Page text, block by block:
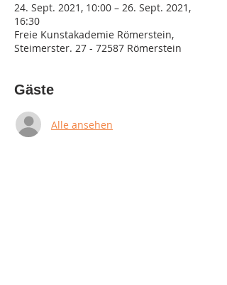
24. Sept. 2021, 10:00 – 26. Sept. 2021,
16:30
Freie Kunstakademie Römerstein,
Steimerster. 27 - 72587 Römerstein
Gäste
Alle ansehen